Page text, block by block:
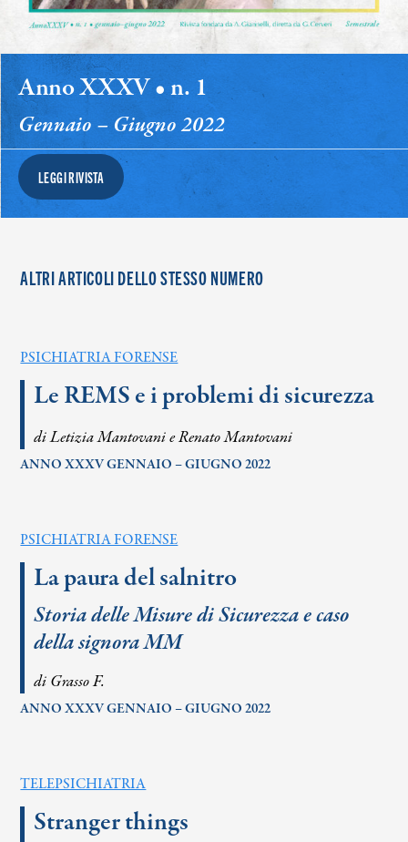
Anno XXXV • n. 1
Gennaio – Giugno 2022
LEGGI RIVISTA
ALTRI ARTICOLI DELLO STESSO NUMERO
PSICHIATRIA FORENSE
Le REMS e i problemi di sicurezza
di Letizia Mantovani e Renato Mantovani
ANNO XXXV GENNAIO – GIUGNO 2022
PSICHIATRIA FORENSE
La paura del salnitro
Storia delle Misure di Sicurezza e caso
della signora MM
di Grasso F.
ANNO XXXV GENNAIO – GIUGNO 2022
TELEPSICHIATRIA
Stranger things